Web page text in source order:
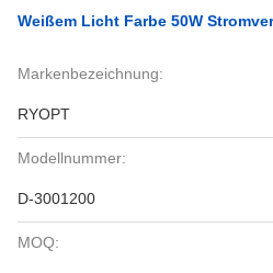
Weißem Licht Farbe 50W
Markenbezeichnung:
RYOPT
Modellnummer:
D-3001200
MOQ: